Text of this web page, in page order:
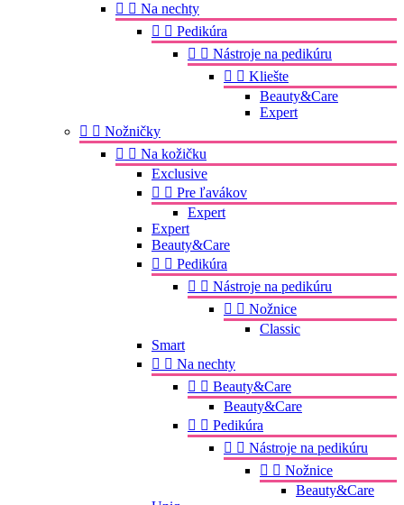
  Na nechty
  Pedikúra
  Nástroje na pedikúru
  Kliešte
Beauty&Care
Expert
  Nožničky
  Na kožičku
Exclusive
  Pre ľavákov
Expert
Expert
Beauty&Care
  Pedikúra
  Nástroje na pedikúru
  Nožnice
Classic
Smart
  Na nechty
  Beauty&Care
Beauty&Care
  Pedikúra
  Nástroje na pedikúru
  Nožnice
Beauty&Care